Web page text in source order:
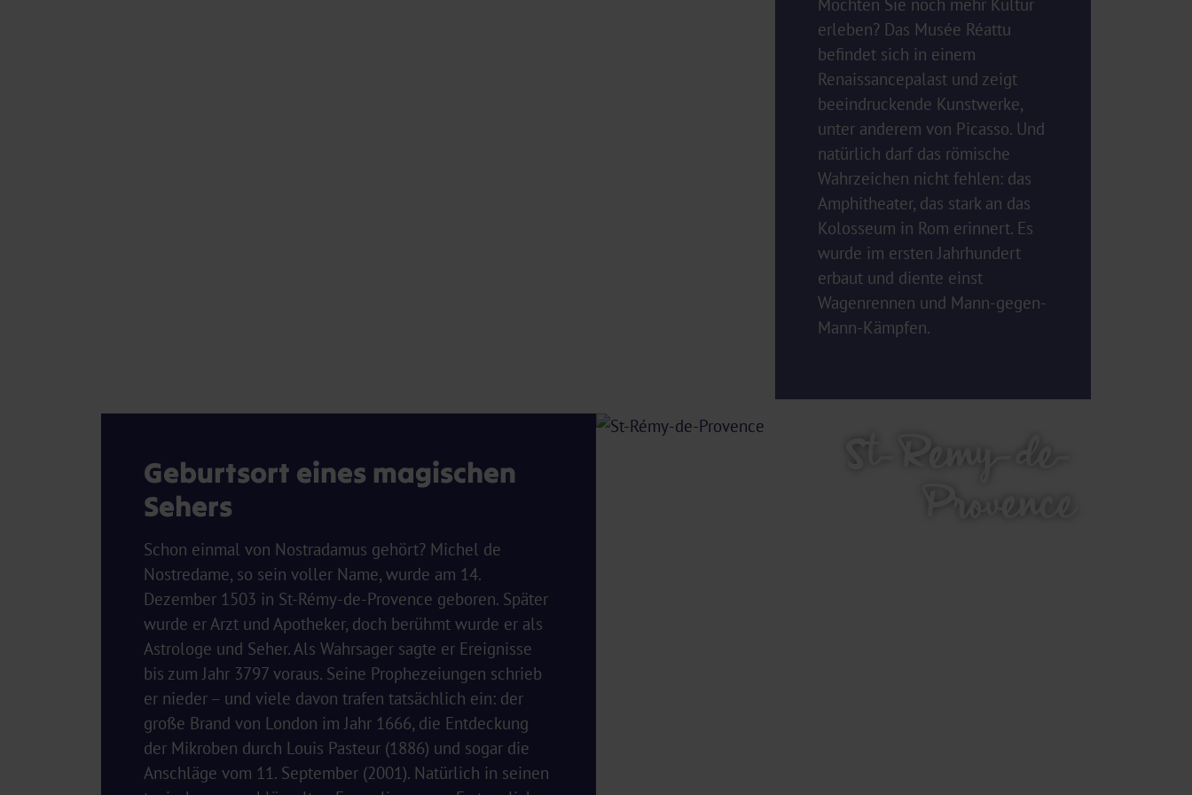
Möchten Sie noch mehr Kultur
erleben? Das Musée Réattu
befindet sich in einem
Renaissancepalast und zeigt
beeindruckende Kunstwerke,
unter anderem von Picasso. Und
natürlich darf das römische
Wahrzeichen nicht fehlen: das
Amphitheater, das stark an das
Kolosseum in Rom erinnert. Es
wurde im ersten Jahrhundert
erbaut und diente einst
Wagenrennen und Mann-gegen-
Mann-Kämpfen.
Geburtsort eines magischen
Sehers
Schon einmal von Nostradamus gehört? Michel de
Nostredame, so sein voller Name, wurde am 14.
Dezember 1503 in St-Rémy-de-Provence geboren. Später
wurde er Arzt und Apotheker, doch berühmt wurde er als
Astrologe und Seher. Als Wahrsager sagte er Ereignisse
bis zum Jahr 3797 voraus. Seine Prophezeiungen schrieb
er nieder – und viele davon trafen tatsächlich ein: der
große Brand von London im Jahr 1666, die Entdeckung
der Mikroben durch Louis Pasteur (1886) und sogar die
Anschläge vom 11. September (2001). Natürlich in seinen